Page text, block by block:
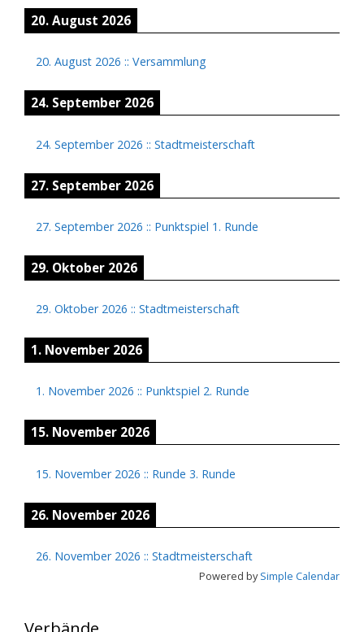
20. August 2026
20. August 2026 :: Versammlung
24. September 2026
24. September 2026 :: Stadtmeisterschaft
27. September 2026
27. September 2026 :: Punktspiel 1. Runde
29. Oktober 2026
29. Oktober 2026 :: Stadtmeisterschaft
1. November 2026
1. November 2026 :: Punktspiel 2. Runde
15. November 2026
15. November 2026 :: Runde 3. Runde
26. November 2026
26. November 2026 :: Stadtmeisterschaft
Powered bySimple Calendar